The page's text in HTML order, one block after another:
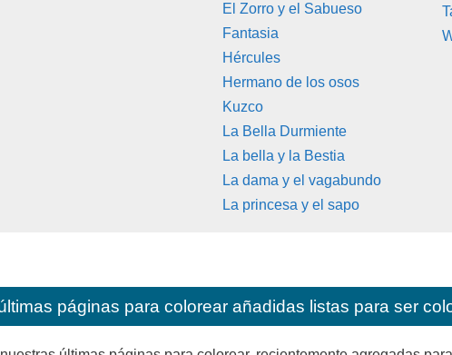
El Zorro y el Sabueso
Fantasia
Hércules
Hermano de los osos
Kuzco
La Bella Durmiente
La bella y la Bestia
La dama y el vagabundo
La princesa y el sapo
páginas para colorear añadidas listas para ser